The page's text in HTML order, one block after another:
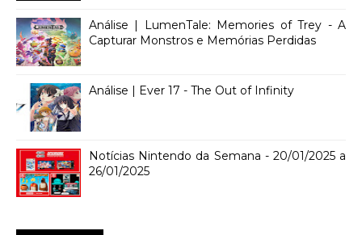
Análise | LumenTale: Memories of Trey - A
Capturar Monstros e Memórias Perdidas
Análise | Ever 17 - The Out of Infinity
Notícias Nintendo da Semana - 20/01/2025 a
26/01/2025